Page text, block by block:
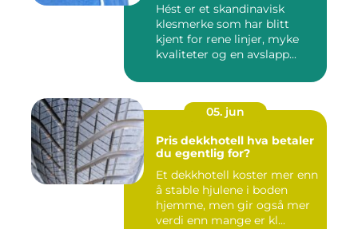
Hést er et skandinavisk
klesmerke som har blitt
kjent for rene linjer, myke
kvaliteter og en avslapp...
05. jun
Pris dekkhotell hva betaler
du egentlig for?
Et dekkhotell koster mer enn
å stable hjulene i boden
hjemme, men gir også mer
verdi enn mange er kl...